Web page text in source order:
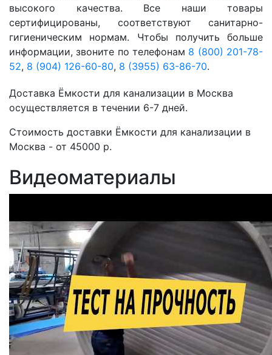
высокого качества. Все наши товары
сертифицированы, соответствуют санитарно-
гигиеническим нормам. Чтобы получить больше
информации, звоните по телефонам 8 (800) 201-78-
52, 8 (904) 126-60-80, 8 (3955) 63-86-70.
Доставка Ёмкости для канализации в Москва
осуществляется в течении 6-7 дней.
Стоимость доставки Ёмкости для канализации в
Москва - от 45000 р.
Видеоматериалы